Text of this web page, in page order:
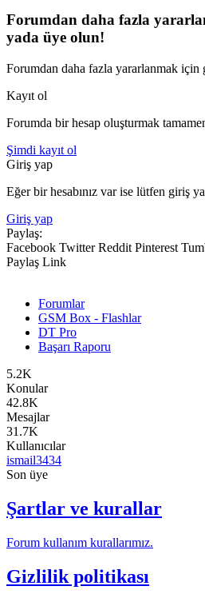
Forumdan daha fazla
yada üye olun!
Forumdan daha fazla yararlanmak için
Kayıt ol
Forumda bir hesap oluşturmak
Şimdi kayıt ol
Giriş yap
Eğer bir hesabınız var ise lütfen giriş
Giriş yap
Paylaş:
Facebook Twitter Reddit Pinterest
Paylaş Link
Forumlar
GSM Box - Flashlar
DT Pro
Başarı Raporu
5.2K
Konular
42.8K
Mesajlar
31.7K
Kullanıcılar
ismail3434
Son üye
Şartlar ve kurallar
Forum kullanım kurallarımız.
Gizlilik politikası